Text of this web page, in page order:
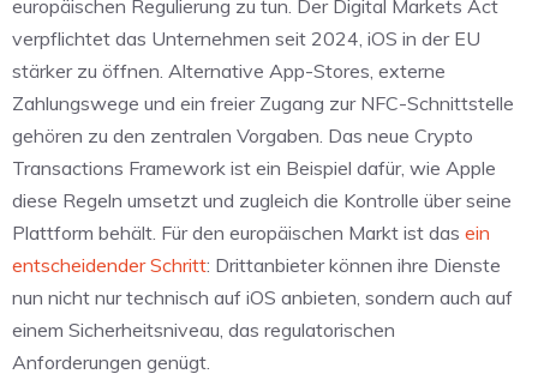
europäischen Regulierung zu tun. Der Digital Markets Act
verpflichtet das Unternehmen seit 2024, iOS in der EU
stärker zu öffnen. Alternative App-Stores, externe
Zahlungswege und ein freier Zugang zur NFC-Schnittstelle
gehören zu den zentralen Vorgaben. Das neue Crypto
Transactions Framework ist ein Beispiel dafür, wie Apple
diese Regeln umsetzt und zugleich die Kontrolle über seine
Plattform behält. Für den europäischen Markt ist das ein
entscheidender Schritt: Drittanbieter können ihre Dienste
nun nicht nur technisch auf iOS anbieten, sondern auch auf
einem Sicherheitsniveau, das regulatorischen
Anforderungen genügt.